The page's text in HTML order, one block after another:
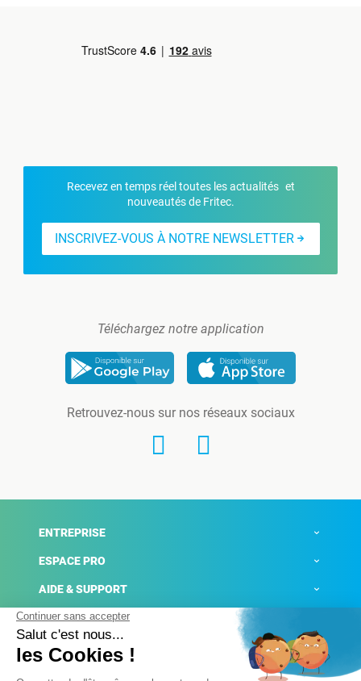
Recevez en temps réel toutes les actualités et
nouveautés de Fritec.
INSCRIVEZ-VOUS À NOTRE NEWSLETTER
Téléchargez notre application
Retrouvez-nous sur nos réseaux sociaux
ENTREPRISE
ESPACE PRO
AIDE & SUPPORT
ACTUALITÉS